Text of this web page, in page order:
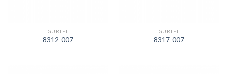
GÜRTEL
8312-007
GÜRTEL
8317-007